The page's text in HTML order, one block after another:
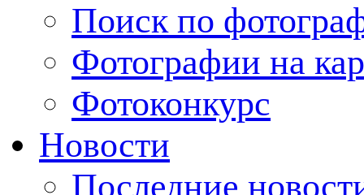
Поиск по
Фотографии на
Фотоконкурс
Новости
Последние